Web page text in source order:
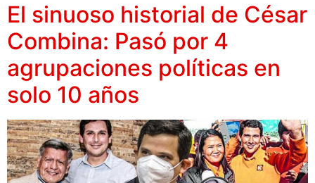
El sinuoso historial de César
Combina: Pasó por 4
agrupaciones políticas en
solo 10 años